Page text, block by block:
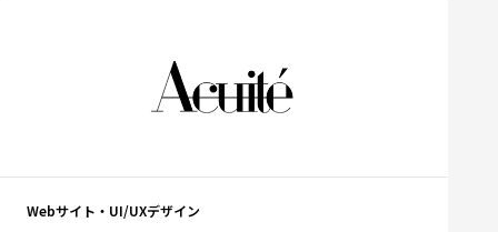
Webサイト・UI/UXデザイン